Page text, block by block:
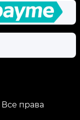
Все права